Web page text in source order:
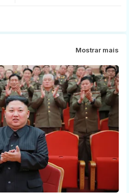
Mostrar mais